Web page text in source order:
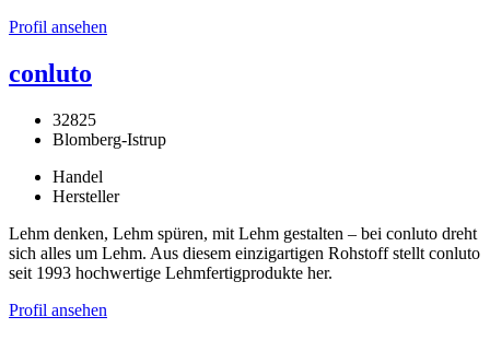
Profil ansehen
conluto
32825
Blomberg-Istrup
Handel
Hersteller
Lehm denken, Lehm spüren, mit Lehm gestalten – bei conluto dreht
sich alles um Lehm. Aus diesem einzigartigen Rohstoff stellt conluto
seit 1993 hochwertige Lehmfertigprodukte her.
Profil ansehen